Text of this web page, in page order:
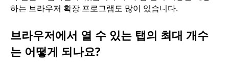
하는 브라우저 확장 프로그램도 많이 있습니다.
브라우저에서 열 수 있는 탭의 최대 개수
는 어떻게 되나요?